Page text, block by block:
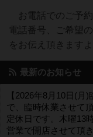
お電話でのご予
電話番号、ご希望
をお伝え頂きます
最新のお知らせ
【2026年8月10日(月
で、臨時休業させて
定休日です。木曜13
営業で開店させて頂